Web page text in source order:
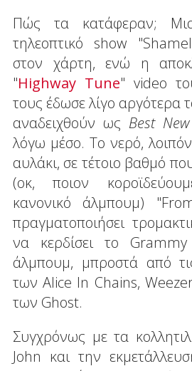
Πώς τα κατάφεραν;
τηλεοπτικό show
στον χάρτη, ενώ η
"Highway Tune" video
τους έδωσε λίγο αργότερα
αναδειχθούν ως BestNew
λόγω μέσο. Το νερό,
αυλάκι, σε τέτοιο βαθμό
(οκ, ποιον
κανονικό άλμπουμ)
πραγματοποιήσει
να κερδίσει το
άλμπουμ, μπροστά από
των Alice In Chains,
των Ghost.
Συγχρόνως με τα
John και την